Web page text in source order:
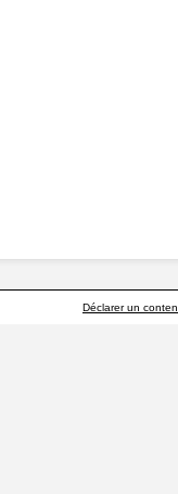
Déclarer un